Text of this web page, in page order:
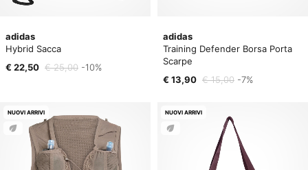
adidas
Hybrid Sacca
€ 22,50 € 25,00 -10%
adidas
Training Defender Borsa Porta
Scarpe
€ 13,90 € 15,00 -7%
NUOVI ARRIVI NUOVI ARRIVI